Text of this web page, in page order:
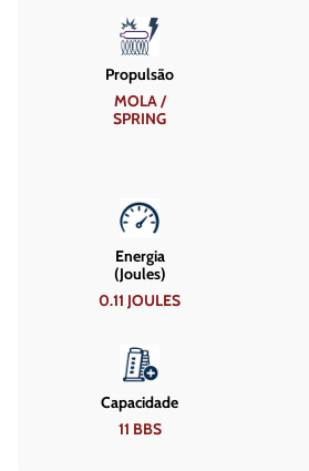
Propulsão
MOLA /
SPRING
Energia
(Joules)
0.11 JOULES
Capacidade
11 BBS